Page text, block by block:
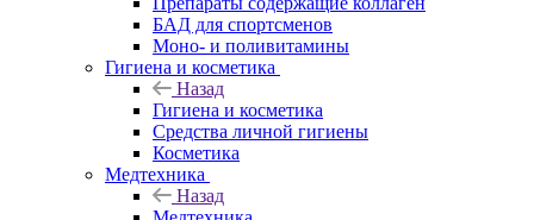
БАД для спортсменов
Моно- и поливитамины
Гигиена и косметика
Назад
Гигиена и косметика
Средства личной гигиены
Косметика
Медтехника
Назад